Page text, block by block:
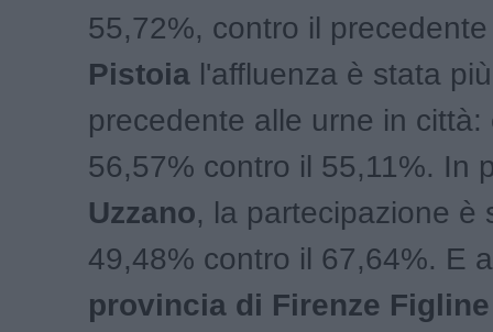
55,72%, contro il
Pistoia l'affluenza è stata
precedente alle urne in città:
56,57% contro il 55,11%. In
Uzzano, la partecipazione è
49,48% contro il 67,64%. E
provincia di Firenze